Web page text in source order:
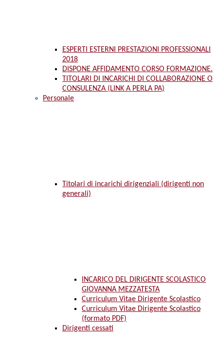
ESPERTI ESTERNI PRESTAZIONI PROFESSIONALI
2018
DISPONE AFFIDAMENTO CORSO FORMAZIONE.
TITOLARI DI INCARICHI DI COLLABORAZIONE O
CONSULENZA (LINK A PERLA PA)
Personale
Titolari di incarichi dirigenziali (dirigenti non
generali)
INCARICO DEL DIRIGENTE SCOLASTICO
GIOVANNA MEZZATESTA
Curriculum Vitae Dirigente Scolastico
Curriculum Vitae Dirigente Scolastico
(formato PDF)
Dirigenti cessati